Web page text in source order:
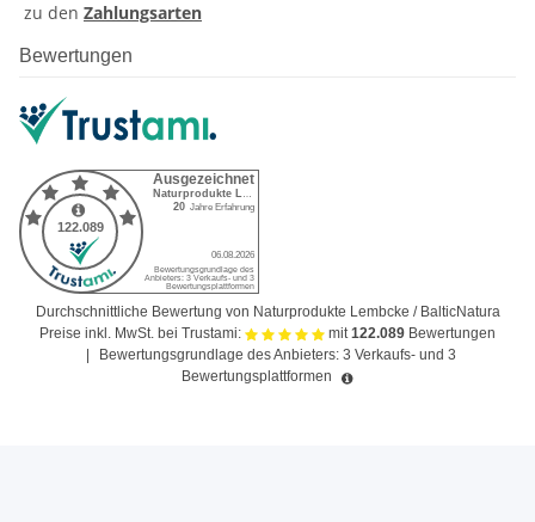
zu den Zahlungsarten
Bewertungen
Durchschnittliche Bewertung von Naturprodukte Lembcke / BalticNatura
Preise inkl. MwSt. bei Trustami:
mit122.089 Bewertungen
Bewertungsgrundlage des Anbieters: 3 Verkaufs- und 3
Bewertungsplattformen